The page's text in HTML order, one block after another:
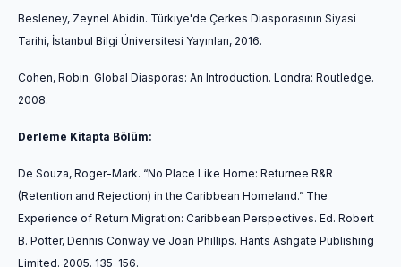
Besleney, Zeynel Abidin. Türkiye'de Çerkes Diasporasının Siyasi
Tarihi, İstanbul Bilgi Üniversitesi Yayınları, 2016.
Cohen, Robin. Global Diasporas: An Introduction. Londra: Routledge.
2008.
Derleme Kitapta Bölüm:
De Souza, Roger-Mark. “No Place Like Home: Returnee R&R
(Retention and Rejection) in the Caribbean Homeland.” The
Experience of Return Migration: Caribbean Perspectives. Ed. Robert
B. Potter, Dennis Conway ve Joan Phillips. Hants Ashgate Publishing
Limited. 2005. 135-156.